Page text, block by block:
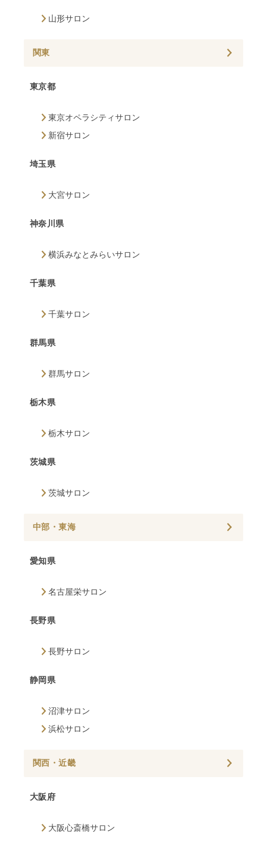
山形サロン
関東
東京都
東京オペラシティサロン
新宿サロン
埼玉県
大宮サロン
神奈川県
横浜みなとみらいサロン
千葉県
千葉サロン
群馬県
群馬サロン
栃木県
栃木サロン
茨城県
茨城サロン
中部・東海
愛知県
名古屋栄サロン
長野県
長野サロン
静岡県
沼津サロン
浜松サロン
関西・近畿
大阪府
大阪心斎橋サロン